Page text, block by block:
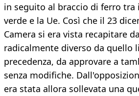
in seguito al braccio di ferro tra
verde e la Ue. Così che il 23
Camera si era vista recapitare
radicalmente diverso da quello
precedenza, da approvare a
senza modifiche.
era stata allora sollevata una